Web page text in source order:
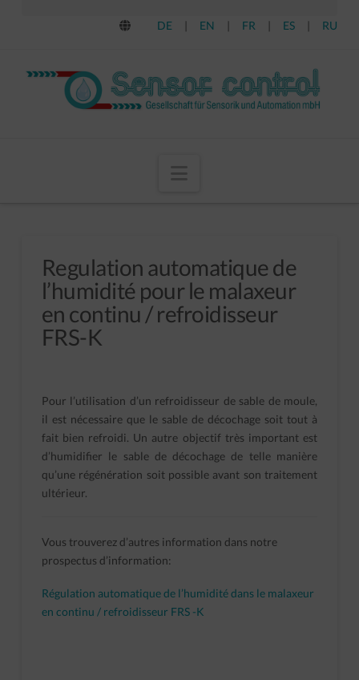
DE | EN | FR | ES | RU
Regulation automatique de
l’humidité pour le malaxeur
en continu / refroidisseur
FRS-K
Pour l’utilisation d’un refroidisseur de sable de moule,
il est nécessaire que le sable de décochage soit tout à
fait bien refroidi. Un autre objectif très important est
d’humidifier le sable de décochage de telle manière
qu’une régénération soit possible avant son traitement
ultérieur.
Vous trouverez d’autres information dans notre
prospectus d’information:
Régulation automatique de l’humidité dans le malaxeur
en continu / refroidisseur FRS -K